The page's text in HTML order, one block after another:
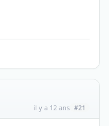
il y a 12 ans #21